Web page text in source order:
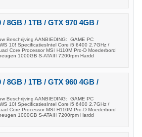
/ 8GB / 1TB / GTX 970 4GB /
Beschrijving AANBIEDING: GAME PC
10! SpecificatiesIntel Core i5 6400 2.7GHz /
Core Processor MSI H110M Pro-D Moederbord
1000GB S-ATAIII 7200rpm Hardd
/ 8GB / 1TB / GTX 960 4GB /
Beschrijving AANBIEDING: GAME PC
10! SpecificatiesIntel Core i5 6400 2.7GHz /
Core Processor MSI H110M Pro-D Moederbord
1000GB S-ATAIII 7200rpm Hardd